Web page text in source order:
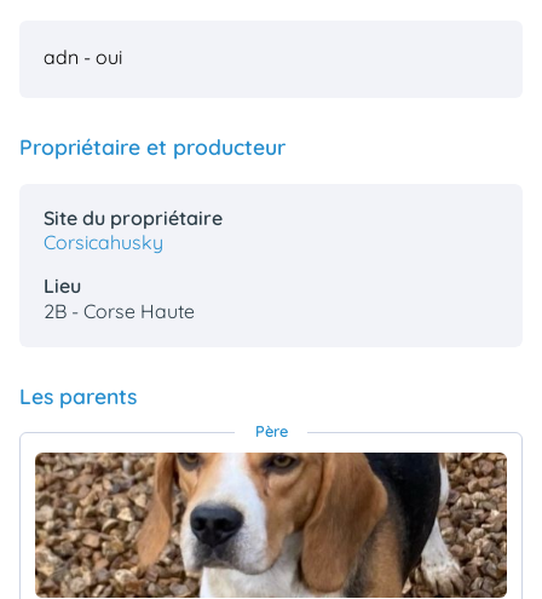
adn - oui
Propriétaire et producteur
Site du propriétaire
Corsicahusky
Lieu
2B - Corse Haute
Les parents
Père